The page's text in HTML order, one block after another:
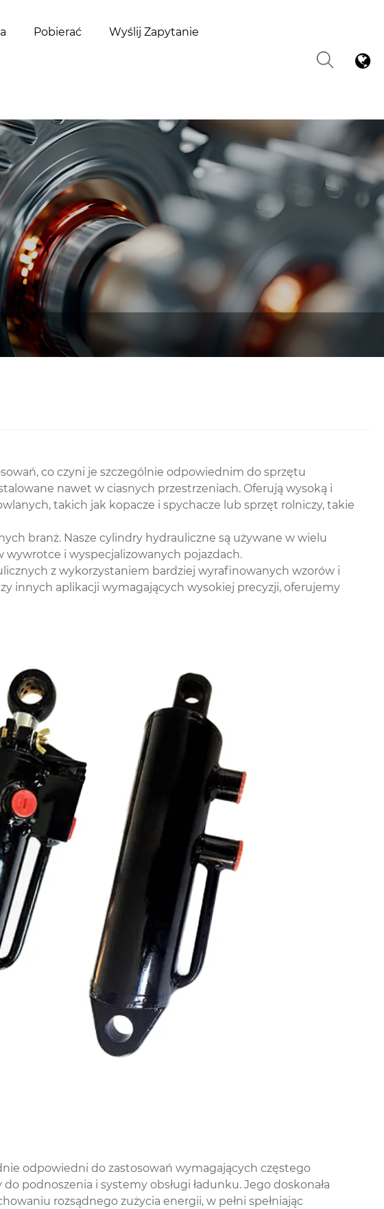
Pobierać Wyślij Zapytanie
co czyni je szczególnie odpowiednim do sprzętu
nawet w ciasnych przestrzeniach. Oferują wysoką i
takich jak kopacze i spychacze lub sprzęt rolniczy, takie
branż. Nasze cylindry hydrauliczne są używane w wielu
wywrotce i wyspecjalizowanych pojazdach.
z wykorzystaniem bardziej wyrafinowanych wzorów i
innych aplikacji wymagających wysokiej precyzji, oferujemy
odpowiedni do zastosowań wymagających częstego
podnoszenia i systemy obsługi ładunku. Jego doskonała
rozsądnego zużycia energii, w pełni spełniając